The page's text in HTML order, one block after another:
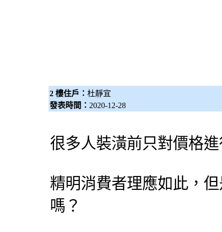
2 樓住戶： 杜靜宜
發表時間： 2020-12-28
很多人裝潢前只對價格
精明消費者理應如此，
嗎？